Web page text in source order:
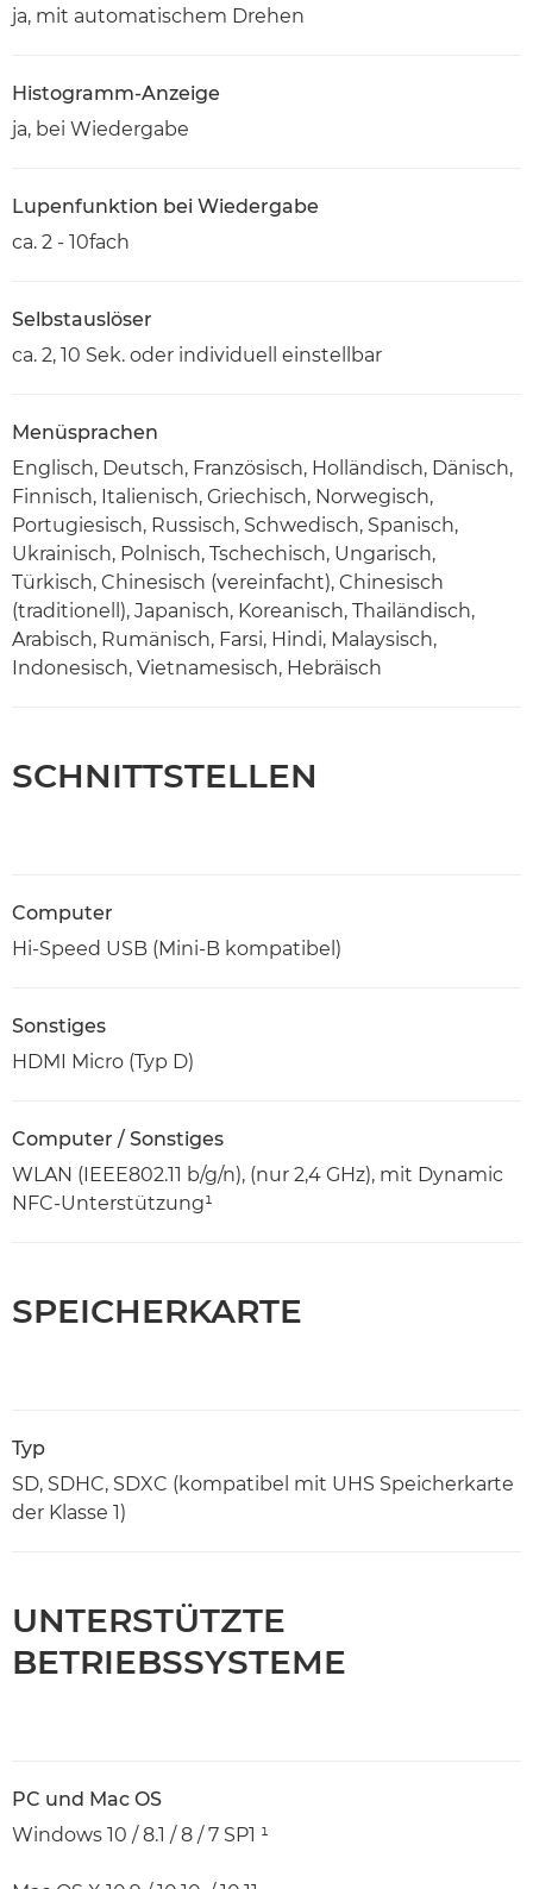
ja, mit automatischem Drehen
Histogramm-Anzeige
ja, bei Wiedergabe
Lupenfunktion bei Wiedergabe
ca. 2 - 10fach
Selbstauslöser
ca. 2, 10 Sek. oder individuell einstellbar
Menüsprachen
Englisch, Deutsch, Französisch, Holländisch, Dänisch,
Finnisch, Italienisch, Griechisch, Norwegisch,
Portugiesisch, Russisch, Schwedisch, Spanisch,
Ukrainisch, Polnisch, Tschechisch, Ungarisch,
Türkisch, Chinesisch (vereinfacht), Chinesisch
(traditionell), Japanisch, Koreanisch, Thailändisch,
Arabisch, Rumänisch, Farsi, Hindi, Malaysisch,
Indonesisch, Vietnamesisch, Hebräisch
SCHNITTSTELLEN
Computer
Hi-Speed USB (Mini-B kompatibel)
Sonstiges
HDMI Micro (Typ D)
Computer / Sonstiges
WLAN (IEEE802.11 b/g/n), (nur 2,4 GHz), mit Dynamic
NFC-Unterstützung¹
SPEICHERKARTE
Typ
SD, SDHC, SDXC (kompatibel mit UHS Speicherkarte
der Klasse 1)
UNTERSTÜTZTE
BETRIEBSSYSTEME
PC und Mac OS
Windows 10 / 8.1 / 8 / 7 SP1 ¹